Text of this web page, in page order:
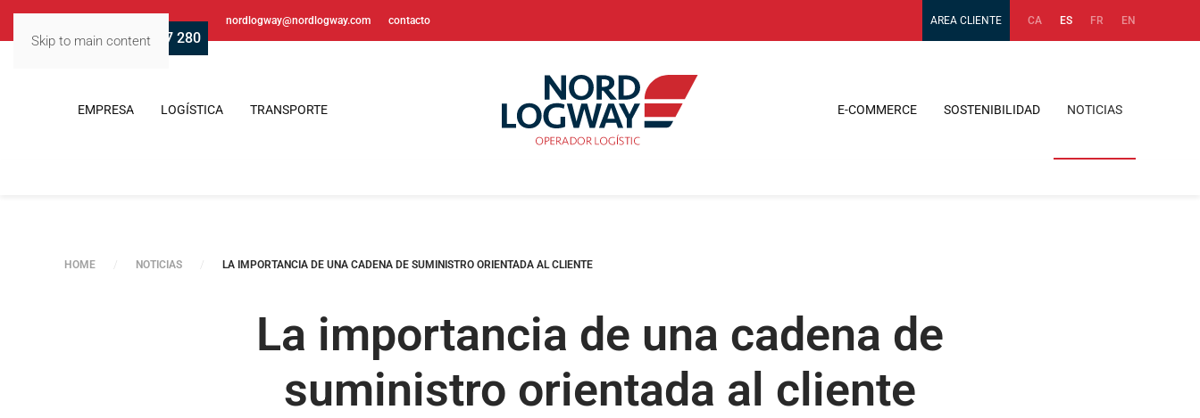
Skip to main content
‭+34 938 517 280‬
nordlogway@nordlogway.com contacto AREA CLIENTE CA ES FR EN
EMPRESA LOGÍSTICA TRANSPORTE E-COMMERCE SOSTENIBILIDAD NOTICIAS
HOME NOTICIAS LA IMPORTANCIA DE UNA CADENA DE SUMINISTRO ORIENTADA AL CLIENTE
La importancia de una cadena de
suministro orientada al cliente